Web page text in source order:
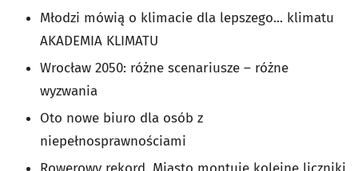
Młodzi mówią o klimacie dla lepszego... klimatu
AKADEMIA KLIMATU
Wrocław 2050: różne scenariusze – różne
wyzwania
Oto nowe biuro dla osób z
niepełnosprawnościami